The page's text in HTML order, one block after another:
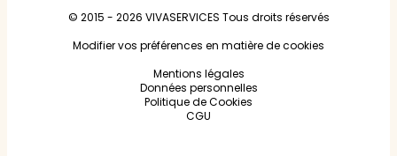
© 2015 - 2026 VIVASERVICES Tous droits réservés
Modifier vos préférences en matière de cookies
Mentions légales
Données personnelles
Politique de Cookies
CGU